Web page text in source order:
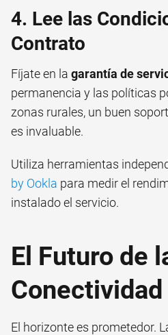
4. Lee las
Contrato
Fíjate en la garantía de
permanencia y las políticas
zonas rurales, un buen
es invaluable.
Utiliza herramientas
by Ookla para medir el
instalado el servicio.
El Futuro de
Conectividad
El horizonte es prometedor.